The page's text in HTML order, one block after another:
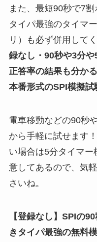
また、最短90秒で7
タイパ最強のタイマ
リ）も必ず併用してく
録なし・90秒や3分や
正答率の結果も分かる
本番形式のSPI模擬試
電車移動などの90秒
から手軽に試せます
い場合は5分タイマー
意してあるので、気
さいね。
【登録なし】SPIの
きタイパ最強の無料